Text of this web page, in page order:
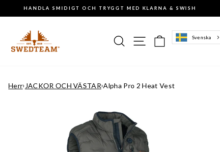
Pausa
HANDLA SMIDIGT OCH TRYGGT MED KLARNA & SWISH
Sök Sajtnavigering
Varukorg
Svenska
Herr› JACKOR OCH VÄSTAR›Alpha Pro 2 Heat Vest